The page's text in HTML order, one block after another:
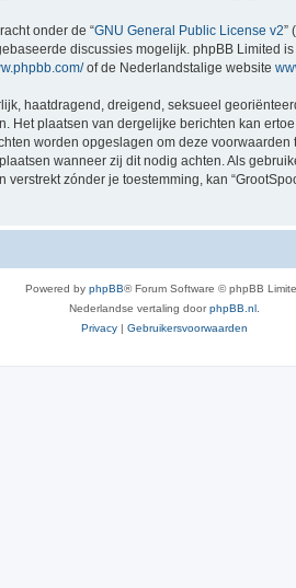
onder de “GNU General Public License v2”
discussies mogelijk. phpBB
of de Nederlandstalige website
haatdragend, dreigend, seksueel
Het plaatsen van dergelijke berichten kan
worden opgeslagen om deze
wanneer zij dit nodig achten. Als
zónder je toestemming, kan
Powered by phpBB® Forum Software © phpBB
Nederlandse vertaling doorphpBB.nl
Privacy | Gebruikersvoorwaarden